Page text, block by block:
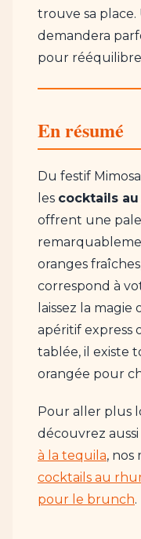
trouve sa place.
demandera
pour
En résumé
Du festif
les cocktails
offrent une
oranges
correspond à
laissez la magie
apéritif
tablée, il existe
orangée pour
Pour aller plus
découvrez
à la tequila, nos
cocktails au
pour le brunch.